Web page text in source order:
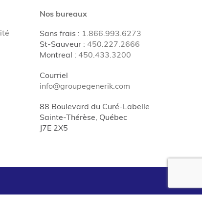
Nos bureaux
Sans frais : 1.866.993.6273
St-Sauveur: 450.227.2666
Montreal : 450.433.3200
Courriel
info@groupegenerik.com
88 Boulevard du Curé-Labelle
Sainte-Thérèse, Québec
J7E 2X5